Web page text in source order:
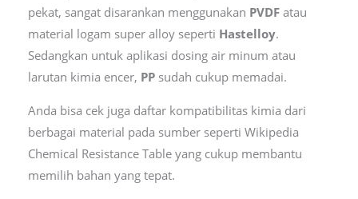
pekat, sangat disarankan menggunakan PVDFatau
material logam super alloy seperti Hastelloy.
Sedangkan untuk aplikasi dosing air minum atau
larutan kimia encer, PPsudah cukup memadai.
Anda bisa cek juga daftar kompatibilitas kimia dari
berbagai material pada sumber seperti Wikipedia
Chemical Resistance Table yang cukup membantu
memilih bahan yang tepat.